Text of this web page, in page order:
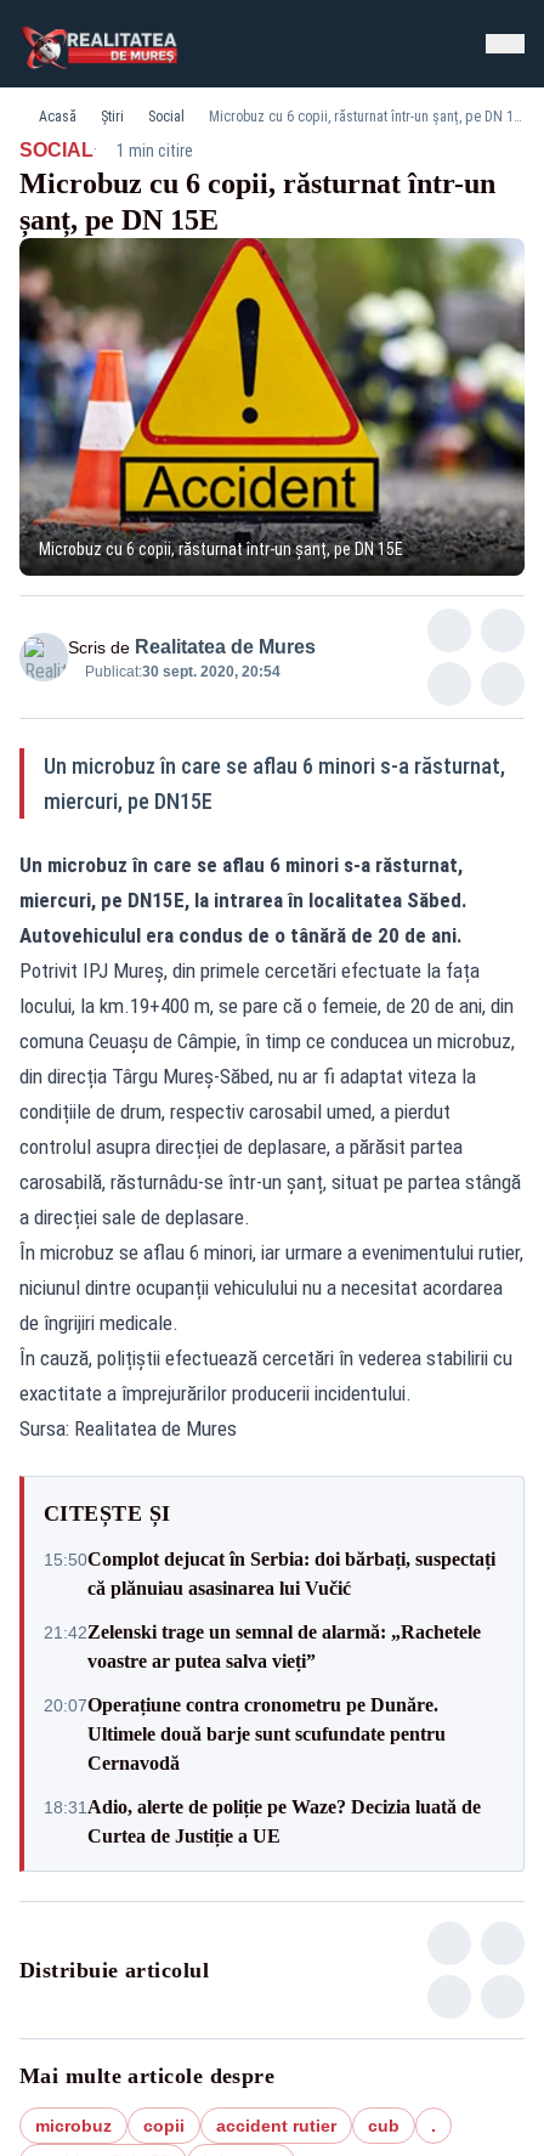
Acasă Știri Social Microbuz cu 6 copii, răsturnat într-un șanț, pe DN 15E
SOCIAL· 1 min citire
Microbuz cu 6 copii, răsturnat într-un
șanț, pe DN 15E
Microbuz cu 6 copii, răsturnat într-un șanț, pe DN 15E
Scris de Realitatea de Mures
Publicat:30 sept. 2020, 20:54
Un microbuz în care se aflau 6 minori s-a răsturnat,
miercuri, pe DN15E
Un microbuz în care se aflau 6 minori s-a răsturnat,
miercuri, pe DN15E, la intrarea în localitatea Săbed.
Autovehiculul era condus de o tânără de 20 de ani.
Potrivit IPJ Mureș, din primele cercetări efectuate la fața
locului, la km.19+400 m, se pare că o femeie, de 20 de ani, din
comuna Ceuașu de Câmpie, în timp ce conducea un microbuz,
din direcția Târgu Mureș-Săbed, nu ar fi adaptat viteza la
condițiile de drum, respectiv carosabil umed, a pierdut
controlul asupra direcției de deplasare, a părăsit partea
carosabilă, răsturnâdu-se într-un șanț, situat pe partea stângă
a direcției sale de deplasare.
În microbuz se aflau 6 minori, iar urmare a evenimentului rutier,
niciunul dintre ocupanții vehiculului nu a necesitat acordarea
de îngrijiri medicale.
În cauză, polițiștii efectuează cercetări în vederea stabilirii cu
exactitate a împrejurărilor producerii incidentului.
Sursa: Realitatea de Mures
CITEȘTE ȘI
15:50Complot dejucat în Serbia: doi bărbați, suspectați
că plănuiau asasinarea lui Vučić
21:42Zelenski trage un semnal de alarmă: „Rachetele
voastre ar putea salva vieți”
20:07Operațiune contra cronometru pe Dunăre.
Ultimele două barje sunt scufundate pentru
Cernavodă
18:31 Adio, alerte de poliție pe Waze? Decizia luată de
Curtea de Justiție a UE
Distribuie articolul
Mai multe articole despre
microbuz copii accident rutier cub
.